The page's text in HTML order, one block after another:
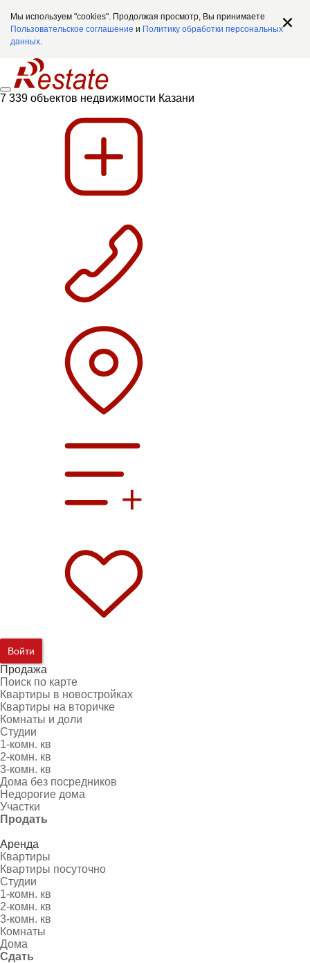
Мы используем "cookies". Продолжая просмотр, Вы принимаете
Пользовательское соглашение и Политику обработки персональных
данных.
7 339 объектов недвижимости Казани
Войти
Продажа
Поиск по карте
Квартиры в новостройках
Квартиры на вторичке
Комнаты и доли
Студии
1-комн. кв
2-комн. кв
3-комн. кв
Дома без посредников
Недорогие дома
Участки
Продать
Аренда
Квартиры
Квартиры посуточно
Студии
1-комн. кв
2-комн. кв
3-комн. кв
Комнаты
Дома
Сдать